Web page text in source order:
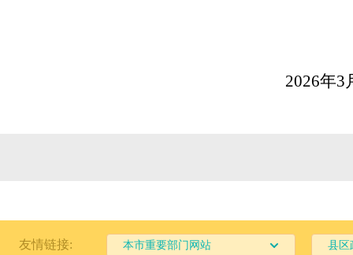
2026年3
友情链接: 本市重要部门网站 县区